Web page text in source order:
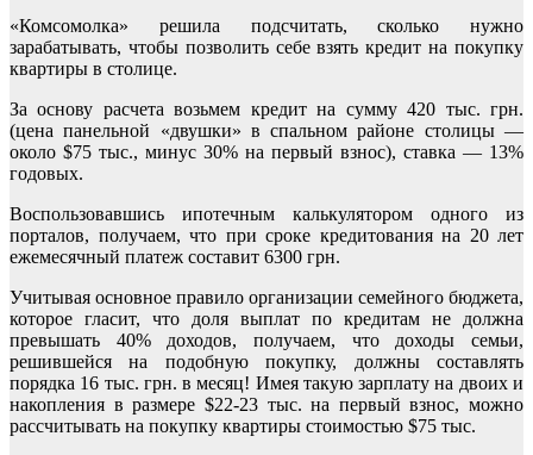
«Комсомолка» решила подсчитать, сколько нужно
зарабатывать, чтобы позволить себе взять кредит на покупку
квартиры в столице.
За основу расчета возьмем кредит на сумму 420 тыс. грн.
(цена панельной «двушки» в спальном районе столицы —
около $75 тыс., минус 30% на первый взнос), ставка — 13%
годовых.
Воспользовавшись ипотечным калькулятором одного из
порталов, получаем, что при сроке кредитования на 20 лет
ежемесячный платеж составит 6300 грн.
Учитывая основное правило организации семейного бюджета,
которое гласит, что доля выплат по кредитам не должна
превышать 40% доходов, получаем, что доходы семьи,
решившейся на подобную покупку, должны составлять
порядка 16 тыс. грн. в месяц! Имея такую зарплату на двоих и
накопления в размере $22-23 тыс. на первый взнос, можно
рассчитывать на покупку квартиры стоимостью $75 тыс.